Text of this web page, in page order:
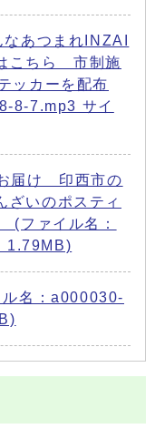
あつまれINZAI
こちら 市制施
ッカーを配布
8-7.mp3 サイ
届け 印西市の
いのポスティ
(ファイル名：
1.79MB)
名：a000030-